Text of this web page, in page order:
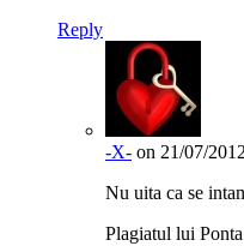
Reply
-X- on 21/07/
Nu uita ca se
Plagiatul lui